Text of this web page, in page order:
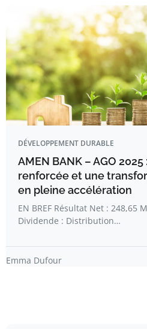
DÉVELOPPEMENT DURABLE
AMEN BANK – AGO
renforcée et une
en pleine accélération
EN BREF Résultat Net : 248,65
Dividende : Distribution…
Emma Dufour